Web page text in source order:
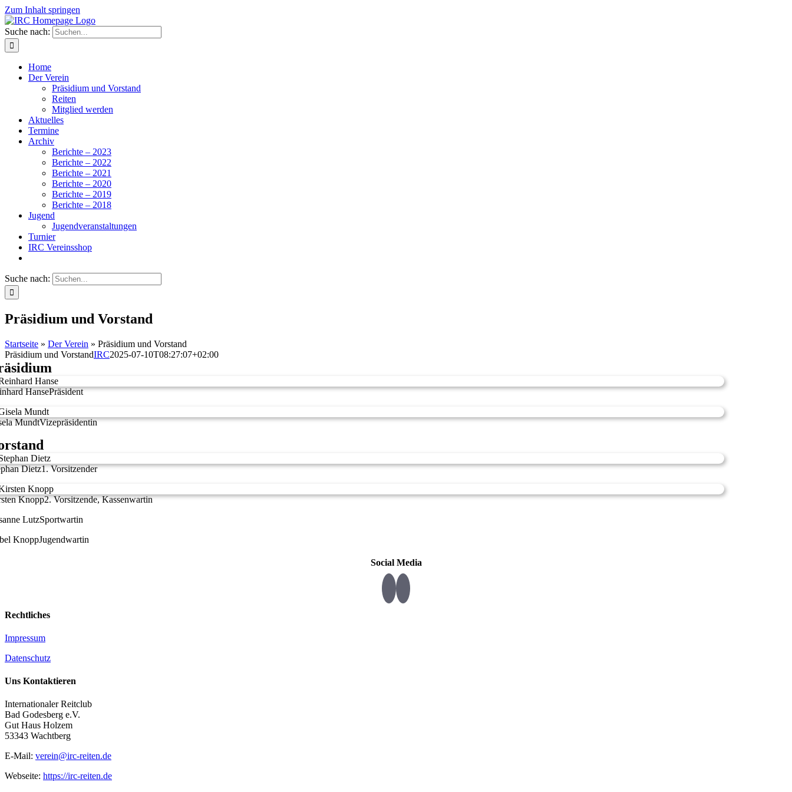
Zum Inhalt springen
Suche nach:
Home
Der Verein
Präsidium und Vorstand
Reiten
Mitglied werden
Aktuelles
Termine
Archiv
Berichte – 2023
Berichte – 2022
Berichte – 2021
Berichte – 2020
Berichte – 2019
Berichte – 2018
Jugend
Jugendveranstaltungen
Turnier
IRC Vereinsshop
Suche nach:
Präsidium und Vorstand
Startseite » Der Verein » Präsidium und Vorstand
Präsidium und VorstandIRC2025-07-10T08:27:07+02:00
HansePräsident
MundtVizepräsidentin
Dietz1. Vorsitzender
Knopp2. Vorsitzende, Kassenwartin
LutzSportwartin
KnoppJugendwartin
Social Media
Rechtliches
Impressum
Datenschutz
Uns Kontaktieren
Internationaler Reitclub
Bad Godesberg e.V.
Gut Haus Holzem
53343 Wachtberg
E-Mail: verein@irc-reiten.de
Webseite: https://irc-reiten.de